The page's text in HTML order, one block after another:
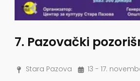
7. Pazovački
Stara Pazova 13 - 17.